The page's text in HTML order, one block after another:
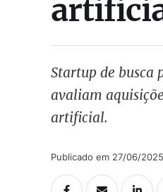
Startup de busca
avaliam
artificial.
Publicado em 27/06/